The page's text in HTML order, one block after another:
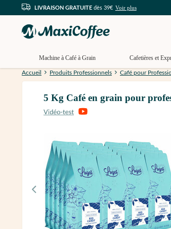
LIVRAISON GRATUITE dès 39€ Voir plus
Machine à Café à Grain Cafetières et
Accueil Produits Professionnels Café pour
5 Kg Café en grain pour